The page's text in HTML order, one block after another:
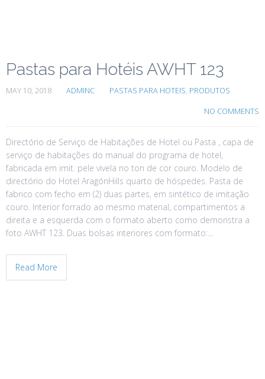
Pastas para Hotéis AWHT 123
MAY 10, 2018 ADMINC PASTAS PARA HOTEIS, PRODUTOS
NO COMMENTS
Directório de Serviço de Habitações de Hotel ou Pasta , capa de
serviço de habitações do manual do programa de hotel,
fabricada em imit. pele vivela no ton de cor couro. Modelo de
directório do Hotel AragónHills quarto de hóspedes. Pasta de
fabrico com fecho em (2) duas partes, em sintético de imitação
couro. Interior forrado ao mesmo material, compartimentos a
direita e a esquerda com o formato aberto como demonstra a
foto AWHT 123. Duas bolsas interiores com formato:…
Read More